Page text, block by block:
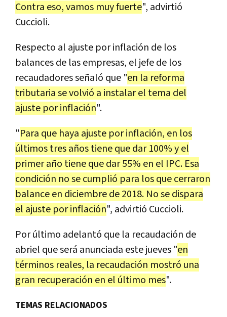
Contra eso, vamos muy fuerte", advirtió
Cuccioli.
Respecto al ajuste por inflación de los
balances de las empresas, el jefe de los
recaudadores señaló que "en la reforma
tributaria se volvió a instalar el tema del
ajuste por inflación".
"Para que haya ajuste por inflación, en los
últimos tres años tiene que dar 100% y el
primer año tiene que dar 55% en el IPC. Esa
condición no se cumplió para los que cerraron
balance en diciembre de 2018. No se dispara
el ajuste por inflación", advirtió Cuccioli.
Por último adelantó que la recaudación de
abriel que será anunciada este jueves "en
términos reales, la recaudación mostró una
gran recuperación en el último mes".
TEMAS RELACIONADOS